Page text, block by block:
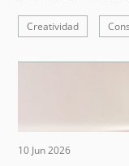
Creatividad
10 Jun 2026